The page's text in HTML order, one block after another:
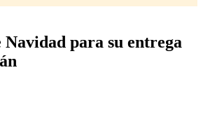
Navidad para su entrega